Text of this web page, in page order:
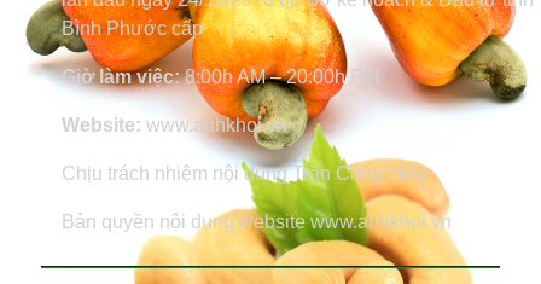
Bình Phước cấp
Giờ làm việc:8:00h AM – 20:00h PM
Website: www.anhkhoi.vn
Chịu trách nhiệm nội dung Trần Công Hiệp
Bản quyền nội dung website www.anhkhoi.vn